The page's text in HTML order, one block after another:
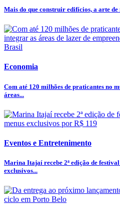
Mais do que construir edifícios, a arte de
Economia
Com até 120 milhões de praticantes no
áreas...
Eventos e Entretenimento
Marina Itajaí recebe 2ª edição de
exclusivos...